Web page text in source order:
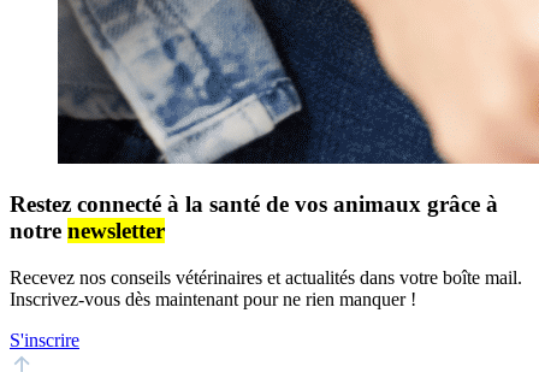
Restez connecté à la santé de vos animaux grâce à
notre newsletter
Recevez nos conseils vétérinaires et actualités dans votre boîte mail.
Inscrivez-vous dès maintenant pour ne rien manquer !
S'inscrire